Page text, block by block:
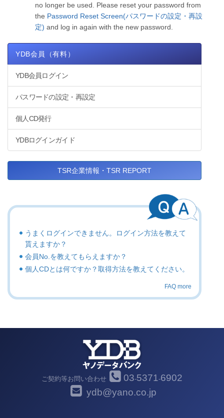
no longer be used. Please reset your password from
the Password Reset Screen(パスワードの設定・再設
定) and log in again with the new password.
YDB会員（有料）
YDB会員ログイン
パスワードの設定・再設定
個人CD発行
YDBログインガイド
TSR企業情報・TSR REPORT
うまくログインできません。ログイン方法を教えて
貰えますか？
会員No.を教えてもらえますか？
個人CDとは何ですか？取得方法を教えてください。
FAQ more
ご契約等お問い合わせ 03-5371-6902
ydb@yano.co.jp